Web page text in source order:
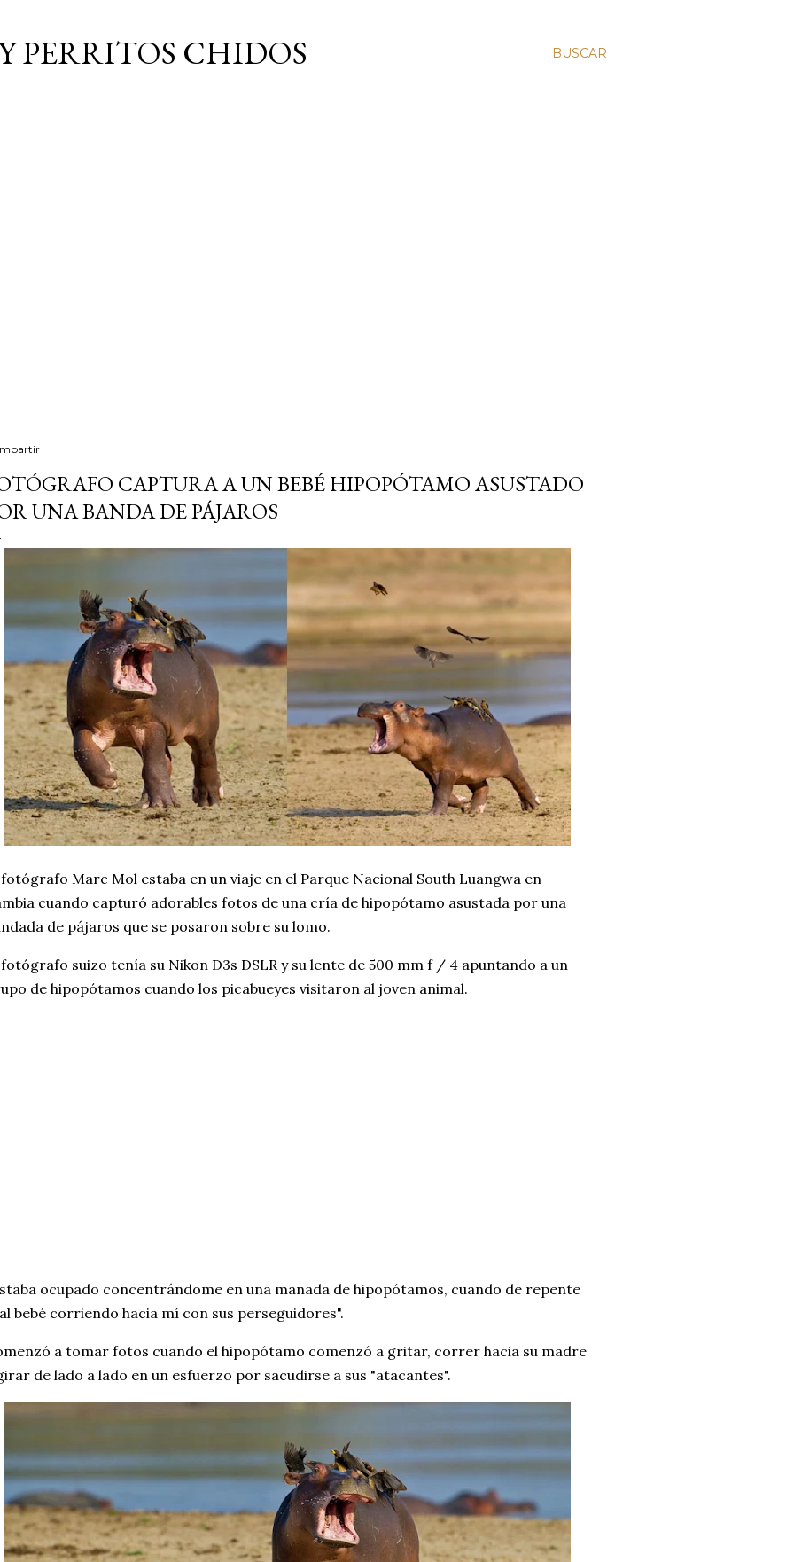
BUSCAR
PERRITOS CHIDOS
CAPTURA A UN BEBÉ HIPOPÓTAMO ASUSTADO
UNA BANDA DE PÁJAROS
fotógrafo Marc Mol estaba en un viaje en el Parque Nacional South Luangwa en
cuando capturó adorables fotos de una cría de hipopótamo asustada por una
de pájaros que se posaron sobre su lomo.
fotógrafo suizo tenía su Nikon D3s DSLR y su lente de 500 mm f / 4 apuntando a un
de hipopótamos cuando los picabueyes visitaron al joven animal.
ocupado concentrándome en una manada de hipopótamos, cuando de repente
bebé corriendo hacia mí con sus perseguidores".
a tomar fotos cuando el hipopótamo comenzó a gritar, correr hacia su madre
de lado a lado en un esfuerzo por sacudirse a sus "atacantes".